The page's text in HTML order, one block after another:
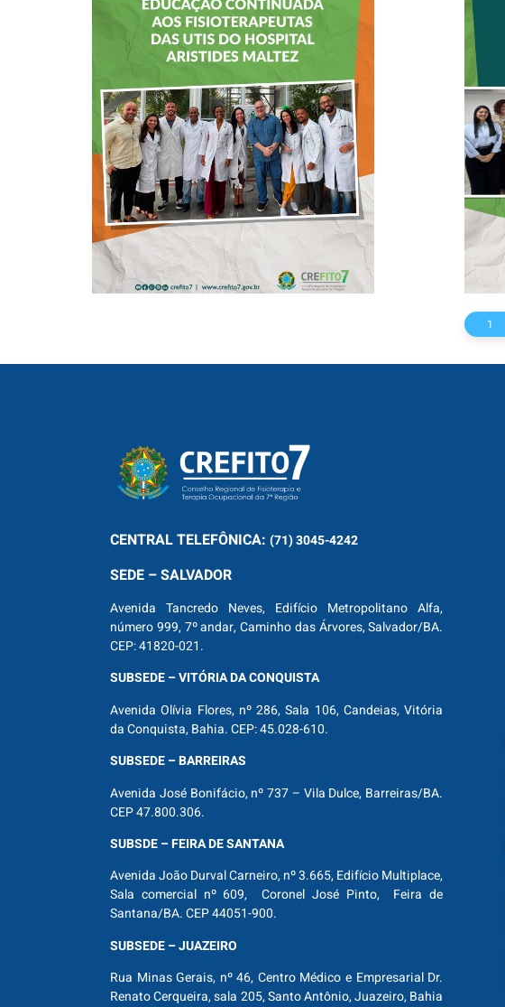
CREFITO-7 LEVA
EDUCAÇÃO
CONTINUADA AOS
FISIOTERAPEUTAS
DAS UTIs DO
HOSPITAL
ARISTIDES
MALTEZ
1
CENTRALTELEFÔNICA: (71) 3045-4242
SEDE – SALVADOR
Avenida Tancredo Neves, Edifício Metropolitano Alfa,
número 999, 7º andar, Caminho das Árvores, Salvador/BA.
CEP: 41820-021.
SUBSEDE – VITÓRIA DA CONQUISTA
Avenida Olívia Flores, nº 286, Sala 106, Candeias, Vitória
da Conquista, Bahia. CEP: 45.028-610.
SUBSEDE – BARREIRAS
Avenida José Bonifácio, nº 737 – Vila Dulce, Barreiras/BA.
CEP 47.800.306.
SUBSDE – FEIRA DE SANTANA
Avenida João Durval Carneiro, nº 3.665, Edifício Multiplace,
Sala comercial nº 609, Coronel José Pinto, Feira de
Santana/BA. CEP 44051-900.
SUBSEDE – JUAZEIRO
Rua Minas Gerais, nº 46, Centro Médico e Empresarial Dr.
Renato Cerqueira, sala 205, Santo Antônio, Juazeiro, Bahia